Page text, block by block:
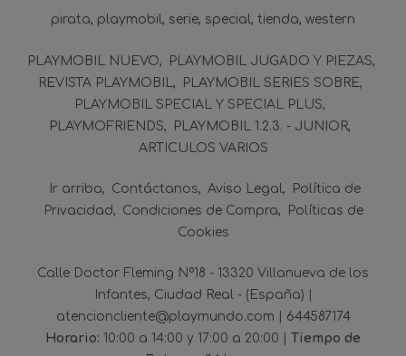
pirata playmobil serie special tienda western
PLAYMOBIL NUEVO
PLAYMOBIL JUGADO Y PIEZAS
REVISTA PLAYMOBIL
PLAYMOBIL SERIES SOBRE
PLAYMOBIL SPECIAL Y SPECIAL PLUS
PLAYMOFRIENDS
PLAYMOBIL 1.2.3. - JUNIOR
ARTICULOS VARIOS
Ir arriba Contáctanos Aviso Legal
Política de
Privacidad
Condiciones de Compra
Políticas de
Cookies
Calle Doctor Fleming Nº18 - 13320 Villanueva de los
Infantes, Ciudad Real - (España) |
atencioncliente@playmundo.com | 644587174
Horario: 10:00 a 14:00 y 17:00 a 20:00 | Tiempo de